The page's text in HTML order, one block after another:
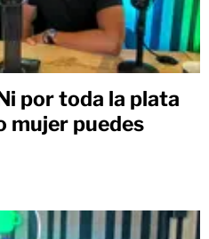
por toda la plata
mujer puedes